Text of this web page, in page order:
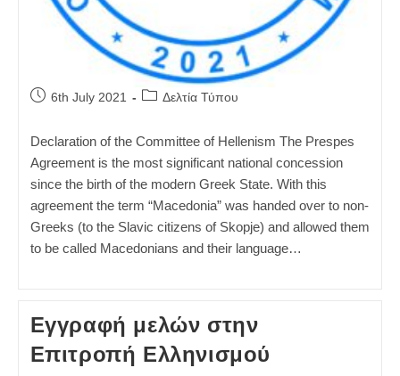
Post6th July 2021
PostΔελτία Τύπου
Declaration of the Committee of Hellenism The Prespes
Agreement is the most significant national concession
since the birth of the modern Greek State. With this
agreement the term “Macedonia” was handed over to non-
Greeks (to the Slavic citizens of Skopje) and allowed them
to be called Macedonians and their language…
Εγγραφή μελών στην
Επιτροπή Ελληνισμού